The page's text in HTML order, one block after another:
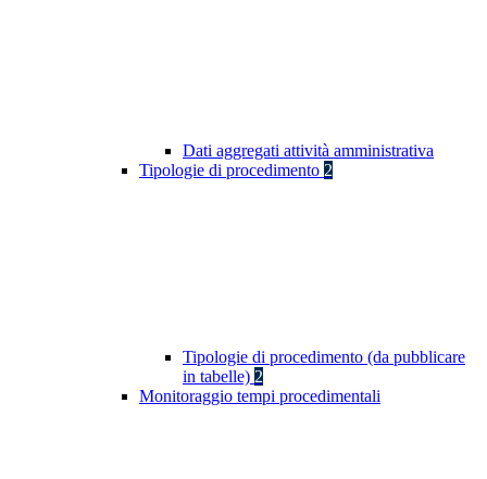
Dati aggregati attività amministrativa
Tipologie di procedimento 2
Tipologie di procedimento (da pubblicare
in tabelle) 2
Monitoraggio tempi procedimentali